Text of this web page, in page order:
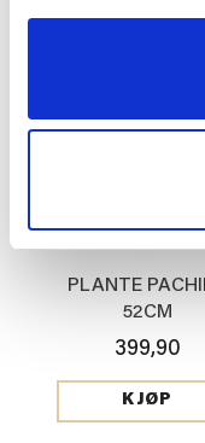
PLANTE
52CM
399,90
KJØP